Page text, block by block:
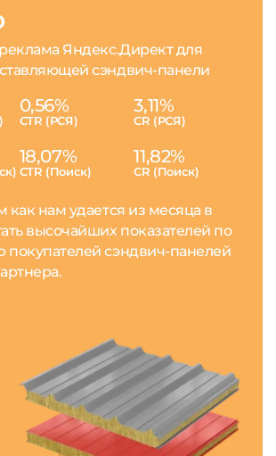
Яндекс.Директ для
сэндвич-панели
0,56%
CTR (РСЯ)
3,11%
CR (РСЯ)
18,07%
CTR (Поиск)
11,82%
CR (Поиск)
как нам удается из месяца в
высочайших показателей по
покупателей сэндвич-панелей